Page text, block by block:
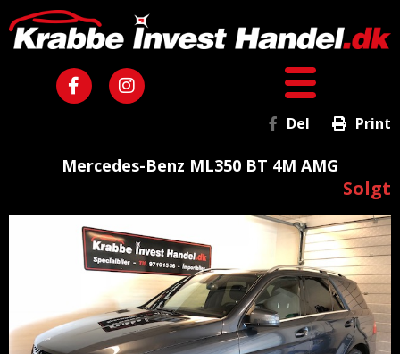
Del Print
Mercedes-Benz ML350 BT 4M AMG
Solgt